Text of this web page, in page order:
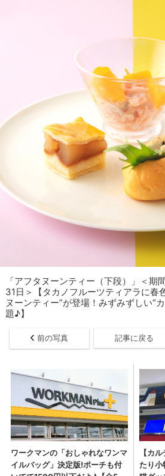
「アフタヌーンティー（下段）」＜期
31日＞【タカノフルーツティアラに春
ヌーンティー”が登場！みずみずしい“
題♪】
前の写真 記事に戻る